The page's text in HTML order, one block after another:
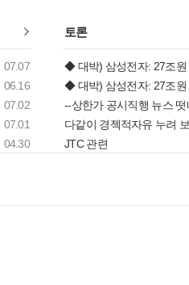
07.07
06.16
07.02
07.01
04.30
토론
◆ 대박) 삼성전자: 27조원
◆ 대박) 삼성전자: 27조원
--상한가 공시직행 뉴스 떳
다같이 경젝적자유 누려
JTC 관련